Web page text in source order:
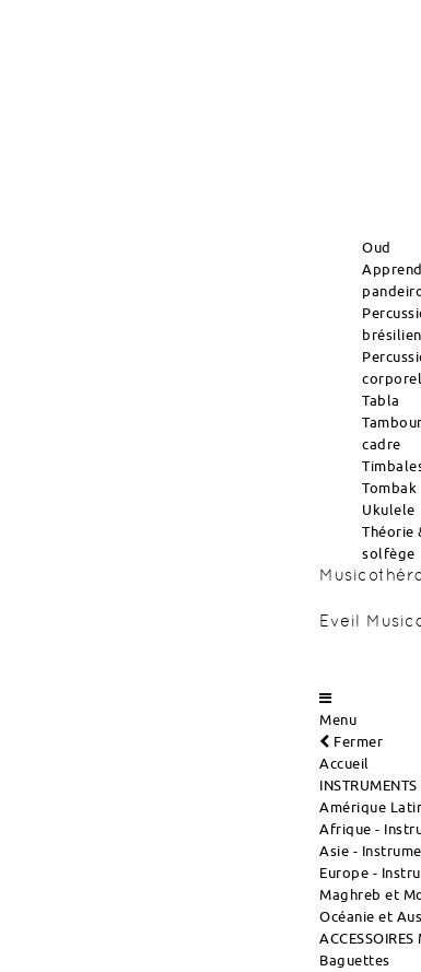
Oud
Tabla
cadre
Tombak
Ukulele
Théorie
solfège
Eveil
Menu
Fermer
Accueil
Amérique
Afrique -
Asie -
Europe -
Maghreb et
Océanie et
ACCESSOIRES
Baguettes